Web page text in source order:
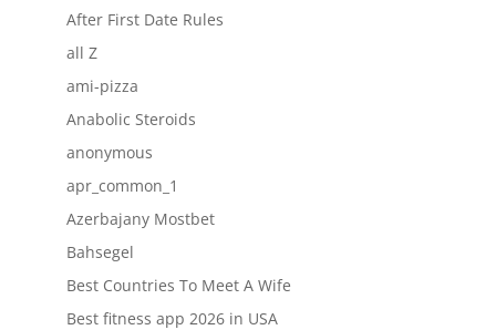
After First Date Rules
all Z
ami-pizza
Anabolic Steroids
anonymous
apr_common_1
Azerbajany Mostbet
Bahsegel
Best Countries To Meet A Wife
Best fitness app 2026 in USA